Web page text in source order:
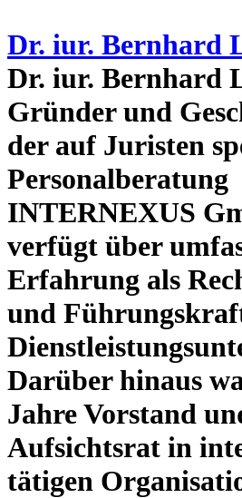
Dr. iur. Bernhard
Dr. iur. Bernhard
Gründer und
der auf Juristen
Personalberatung
INTERNEXUS
verfügt über
Erfahrung als
und
Darüber hinaus
Jahre Vorstand
Aufsichtsrat in
tätigen